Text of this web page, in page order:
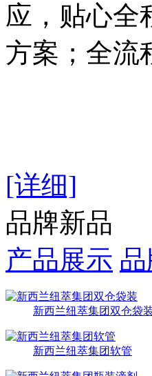
应，贴心全
方案；全流
[详细]
品牌新品
产品展示
新西兰纽萃集团双仓袋
新西兰纽萃集团软管